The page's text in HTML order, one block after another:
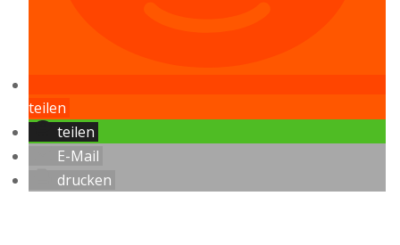
teilen
teilen
E-Mail
drucken